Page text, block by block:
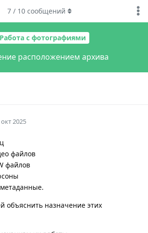
Работа с фотографиями
расположением архива
7/ 10сообщений
2025
файлов
файлов
объяснить назначение этих